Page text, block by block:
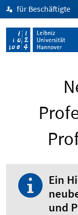
für Beschäftigte
Ein
und